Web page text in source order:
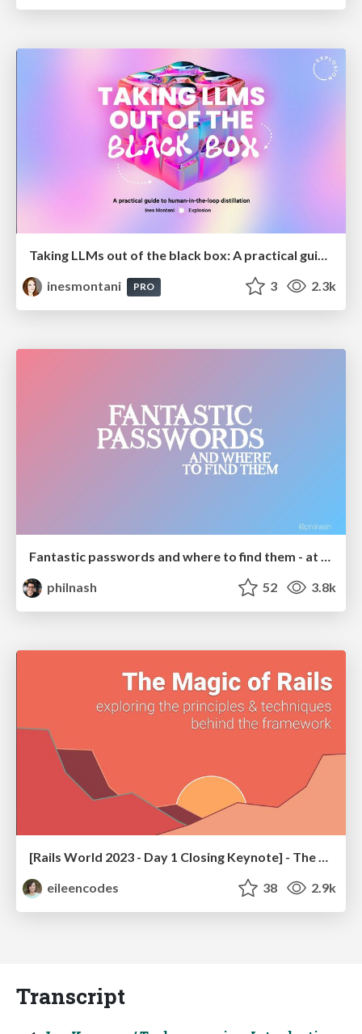
Taking LLMs out of the black box: A practical guide to human-in-the-loop distillation
inesmontani
PRO 3 2.3k
Fantastic passwords and where to find them - at NoRuKo
philnash
52 3.8k
[Rails World 2023 - Day 1 Closing Keynote] - The Magic of Rails
eileencodes
38 2.9k
Transcript